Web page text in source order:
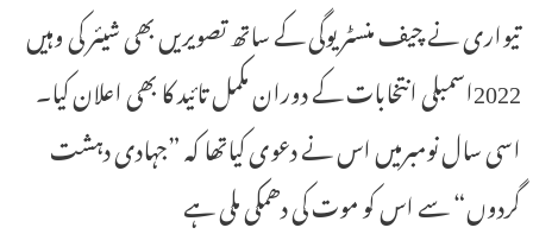
تیواری نے چیف منسٹر یوگی کے ساتھ تصویریں بھی شیئر کی وہیں
2022اسمبلی انتخابات کے دوران مکمل تائید کا بھی اعلان کیا۔
اسی سال نومبرمیں اس نے دعوی کیاتھا کہ ”جہادی دہشت
گردوں“ سے اس کو موت کی دھمکی ملی ہے